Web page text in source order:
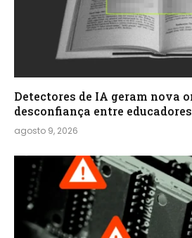
Detectores de IA geram nova
desconfiança entre
agosto 9, 2026